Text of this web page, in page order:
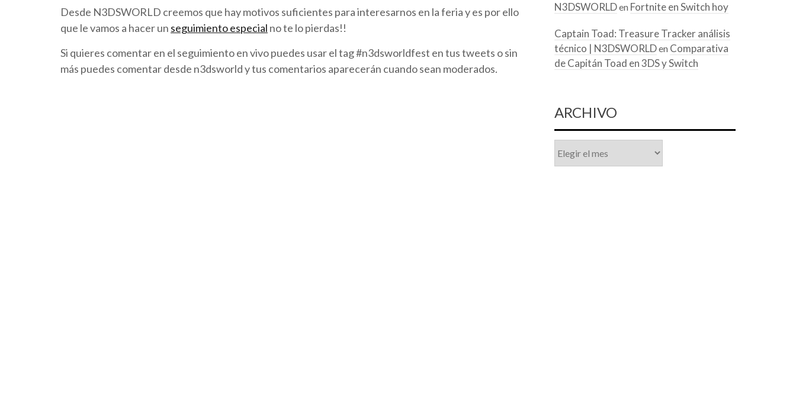
Desde N3DSWORLD creemos que hay motivos suficientes para interesarnos en la feria y es por ello
que le vamos a hacer un seguimiento especial no te lo pierdas!!
Si quieres comentar en el seguimiento en vivo puedes usar el tag #n3dsworldfest en tus tweets o sin
más puedes comentar desde n3dsworld y tus comentarios aparecerán cuando sean moderados.
N3DSWORLDen Fortnite en Switch hoy
Captain Toad: Treasure Tracker análisis
técnico | N3DSWORLDen Comparativa
de Capitán Toad en 3DS y Switch
ARCHIVO